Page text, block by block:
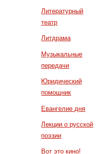
Литературный
театр
Литдрама
Музыкальные
передачи
Юридический
помощник
Евангелие дня
Лекции о русской
поэзии
Вот это кино!